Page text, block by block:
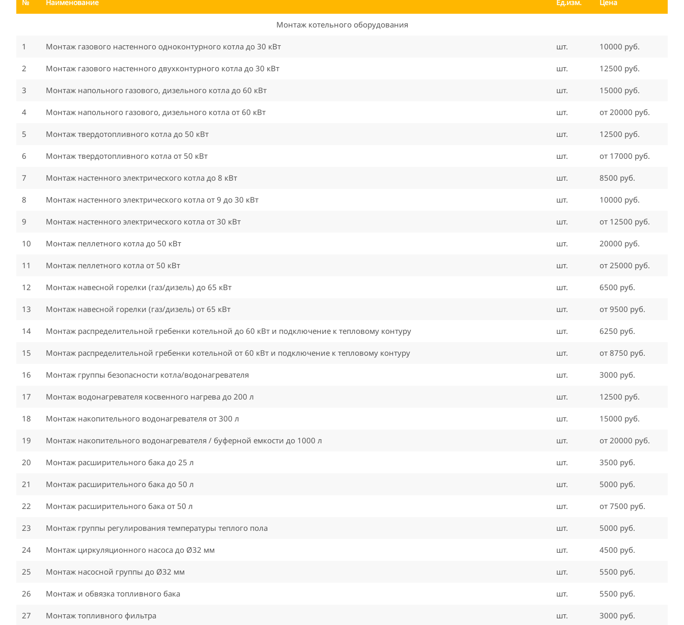
№ Наименование Ед.изм. Цена
Монтаж котельного оборудования
1 Монтаж газового настенного одноконтурного котла до 30 кВт шт. 10000 руб.
2 Монтаж газового настенного двухконтурного котла до 30 кВт шт. 12500 руб.
3 Монтаж напольного газового, дизельного котла до 60 кВт шт. 15000 руб.
4 Монтаж напольного газового, дизельного котла от 60 кВт шт. от 20000 руб.
5 Монтаж твердотопливного котла до 50 кВт шт. 12500 руб.
6 Монтаж твердотопливного котла от 50 кВт шт. от 17000 руб.
7 Монтаж настенного электрического котла до 8 кВт шт. 8500 руб.
8 Монтаж настенного электрического котла от 9 до 30 кВт шт. 10000 руб.
9 Монтаж настенного электрического котла от 30 кВт шт. от 12500 руб.
10 Монтаж пеллетного котла до 50 кВт шт. 20000 руб.
11 Монтаж пеллетного котла от 50 кВт шт. от 25000 руб.
12 Монтаж навесной горелки (газ/дизель) до 65 кВт шт. 6500 руб.
13 Монтаж навесной горелки (газ/дизель) от 65 кВт шт. от 9500 руб.
14 Монтаж распределительной гребенки котельной до 60 кВт и подключение к тепловому контуру шт. 6250 руб.
15 Монтаж распределительной гребенки котельной от 60 кВт и подключение к тепловому контуру шт. от 8750 руб.
16 Монтаж группы безопасности котла/водонагревателя шт. 3000 руб.
17 Монтаж водонагревателя косвенного нагрева до 200 л шт. 12500 руб.
18 Монтаж накопительного водонагревателя от 300 л шт. 15000 руб.
19 Монтаж накопительного водонагревателя / буферной емкости до 1000 л шт. от 20000 руб.
20 Монтаж расширительного бака до 25 л шт. 3500 руб.
21 Монтаж расширительного бака до 50 л шт. 5000 руб.
22 Монтаж расширительного бака от 50 л шт. от 7500 руб.
23 Монтаж группы регулирования температуры теплого пола шт. 5000 руб.
24 Монтаж циркуляционного насоса до Ø32 мм шт. 4500 руб.
25 Монтаж насосной группы до Ø32 мм шт. 5500 руб.
26 Монтаж и обвязка топливного бака шт. 5500 руб.
27 Монтаж топливного фильтра шт. 3000 руб.